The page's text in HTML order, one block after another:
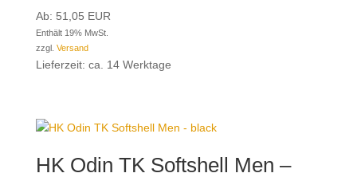
Ab: 51,05 EUR
Enthält 19% MwSt.
zzgl. Versand
Lieferzeit: ca. 14 Werktage
HK Odin TK Softshell Men –